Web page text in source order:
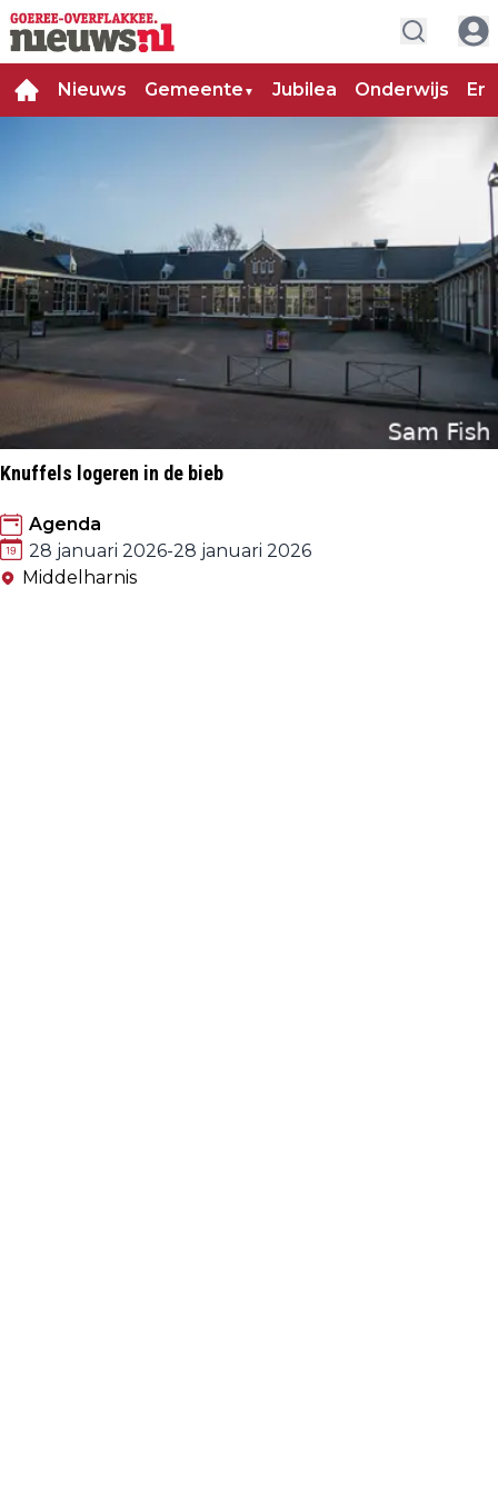
Nieuws Gemeente ▼ Jubilea Onderwijs
Knuffels logeren in de bieb
Agenda
28 januari 2026-28 januari 2026
Middelharnis